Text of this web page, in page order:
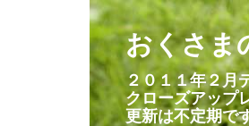
おくさま
２０１１年２月
クローズアップ
更新は不定期で